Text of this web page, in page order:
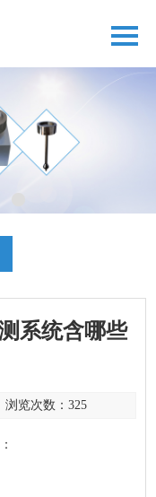
系统含哪些
览次数： 325